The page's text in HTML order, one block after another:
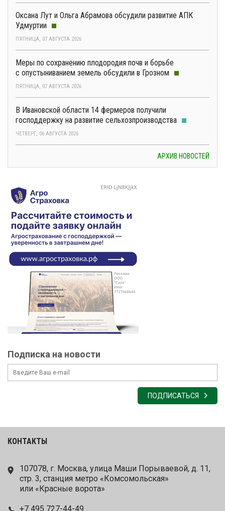
Оксана Лут и Ольга Абрамова обсудили развитие АПК
Удмуртии
ПЯТНИЦА, 07 АВГУСТА 2026
Меры по сохранению плодородия почв и борьбе
с опустыниванием земель обсудили в Грозном
ПЯТНИЦА, 07 АВГУСТА 2026
В Ивановской области 14 фермеров получили
господдержку на развитие сельхозпроизводства
ЧЕТВЕРГ, 06 АВГУСТА 2026
АРХИВ НОВОСТЕЙ
Подписка на новости
ПОДПИСАТЬСЯ
КОНТАКТЫ
107078, г. Москва, улица Маши Порываевой, д. 11,
стр. 3, станция метро «Комсомольская»
или «Красные ворота»
+7 495 727-44-49